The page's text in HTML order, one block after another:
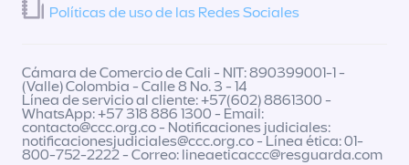
Políticas de uso de las Redes Sociales
Cámara de Comercio de Cali - NIT: 890399001-1 -
(Valle) Colombia - Calle 8 No. 3 - 14
Línea de servicio al cliente: +57(602) 8861300 -
WhatsApp: +57 318 886 1300 - Email:
contacto@ccc.org.co- Notificaciones judiciales:
notificacionesjudiciales@ccc.org.co- Línea ética: 01-
800-752-2222 - Correo: lineaeticaccc@resguarda.com